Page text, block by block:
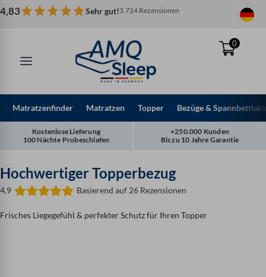
Zum
Inhalt
4,83 Sehr gut!3.724 Rezensionen
0
Matratzenfinder Matratzen Topper Bezüge &
Kostenlose Lieferung
100 Nächte Probeschlafen
+250.000 Kunden
Bis zu 10 Jahre Garantie
Hochwertiger Topperbezug
4,9 Basierend auf 26 Rezensionen
Frisches Liegegefühl & perfekter Schutz für Ihren Topper